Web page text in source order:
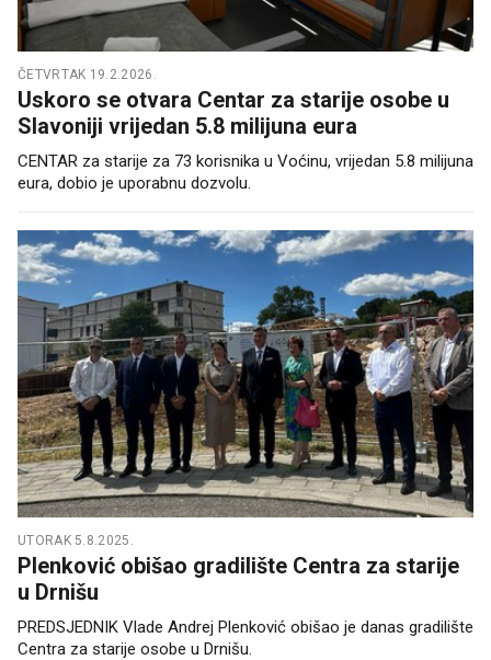
ČETVRTAK 19.2.2026.
Uskoro se otvara Centar za starije osobe u
Slavoniji vrijedan 5.8 milijuna eura
CENTAR za starije za 73 korisnika u Voćinu, vrijedan 5.8 milijuna
eura, dobio je uporabnu dozvolu.
UTORAK 5.8.2025.
Plenković obišao gradilište Centra za starije
u Drnišu
PREDSJEDNIK Vlade Andrej Plenković obišao je danas gradilište
Centra za starije osobe u Drnišu.